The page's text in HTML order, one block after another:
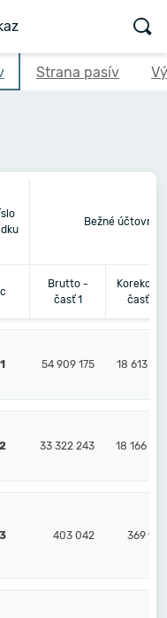
Strana pasív
Bežné účtovné
c
Brutto -
časť 1
Korekcia -
časť 2
1 54 909 175 18 613 812
2 33 322 243 18 166 223
3 403 042 369 905